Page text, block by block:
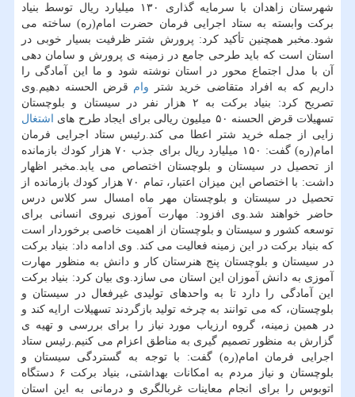
شهرستان زاهدان با سرمایه گذاری ۱۳۰ میلیارد ریال توسط بنیاد
بركت وابسته به ستاد اجرایی فرمان حضرت امام(ره) ساخته می
شود.مخبر همچنین تأكید كرد: پرورش شتر ظرفیت بسیار خوبی در
استان است كه باید طرحی جامع در زمینه ی پرورش و سامان دهی
آن با مدل اجتماع محور در استان نوشته شود و ما این آمادگی را
داریم كه به افراد متقاضی خرید شتر وام قرض الحسنه دهیم.وی
تصریح كرد: بنیاد بركت به ۲ هزار نفر در سیستان و بلوچستان
تسهیلات قرض الحسنه ۵۰ میلیون ریالی برای ایجاد طرح های
اشتغال
زایی از جمله خرید شتر اعطا می كند.رئیس ستاد اجرایی فرمان
امام(ره) گفت: ۱۵۰ میلیارد ریال برای جذب ۷۰ هزار كودك بازمانده
از تحصیل در سیستان و بلوچستان اختصاص می یابد.مخبر اظهار
داشت: با اختصاص این میزان اعتبار، تمام ۷۰ هزار كودك بازمانده از
تحصیل در سیستان و بلوچستان مهر ماه امسال سر كلاس درس
حاضر خواهند شد.وی افزود: مهارت آموزی نیروی انسانی برای
توسعه كشور و سیستان و بلوچستان از اهمیت خاصی برخوردار است
كه بنیاد بركت در این زمینه فعالیت می كند. وی ادامه داد: بنیاد بركت
در سیستان و بلوچستان پنج هنرستان كار و دانش به منظور مهارت
آموزی به دانش آموزان این استان می سازد.وی بیان كرد: بنیاد بركت
این آمادگی را دارد تا به واحدهای تولیدی غیرفعال در سیستان و
بلوچستان، كه می توانند به چرخه تولید بازگردند تسهیلات ارایه كند و
در همین زمینه، گروه ارزیاب مورد نیاز را برای بررسی و تهیه ی
گزارش به منظور تصمیم گیری به مناطق اعزام می كنیم.رئیس ستاد
اجرایی فرمان امام(ره) گفت: با توجه به گستردگی سیستان و
بلوچستان و نیاز مردم به امكانات بهداشتی، بنیاد بركت ۶ دستگاه
اتوبوس را برای انجام معاینات غربالگری و درمانی به این استان